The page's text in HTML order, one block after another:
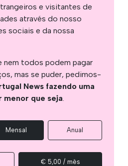
e visitantes de
através do nosso
sociais e da nossa
nem todos podem pagar
mas se puder, pedimos-
News fazendo uma
que seja.
Mensal Anual
€ 5,00 / mês